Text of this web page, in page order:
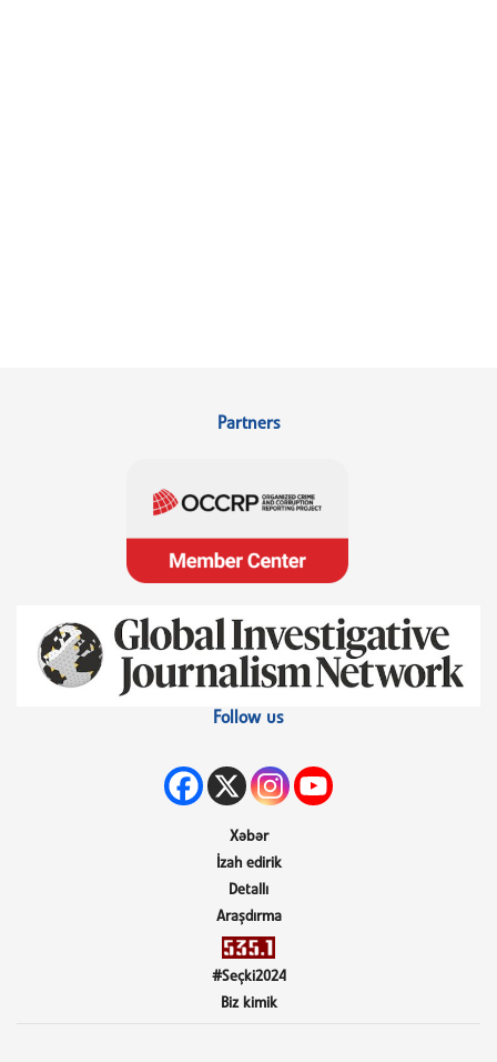
Partners
Follow us
Xəbər
İzah edirik
Detallı
Araşdırma
#Seçki2024
Biz kimik